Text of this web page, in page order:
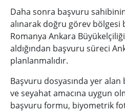
Daha sonra başvuru
alınarak doğru görev
Romanya Ankara
aldığından başvuru süreci
planlanmalıdır.
Başvuru dosyasında yer
ve seyahat amacına uygun
başvuru formu, biyometrik